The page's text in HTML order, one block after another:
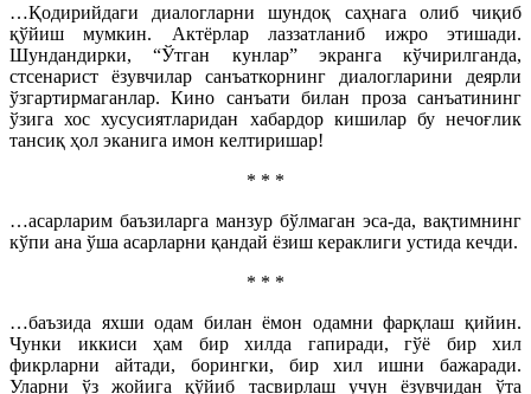
…Қодирийдаги диалогларни шундоқ саҳнага олиб чиқиб
қўйиш мумкин. Актёрлар лаззатланиб ижро этишади.
Шундандирки, “Ўтган кунлар” экранга кўчирилганда,
стсенарист ёзувчилар санъаткорнинг диалогларини деярли
ўзгартирмаганлар. Кино санъати билан проза санъатининг
ўзига хос хусусиятларидан хабардор кишилар бу нечоғлик
тансиқ ҳол эканига имон келтиришар!
* * *
…асарларим баъзиларга манзур бўлмаган эса-да, вақтимнинг
кўпи ана ўша асарларни қандай ёзиш кераклиги устида кечди.
* * *
…баъзида яхши одам билан ёмон одамни фарқлаш қийин.
Чунки иккиси ҳам бир хилда гапиради, гўё бир хил
фикрларни айтади, борингки, бир хил ишни бажаради.
Уларни ўз жойига қўйиб тасвирлаш учун ёзувчидан ўта